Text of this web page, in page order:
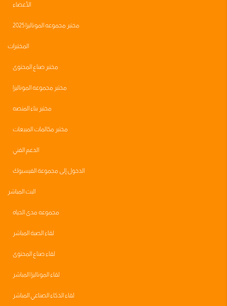
الأعضاء
مختبر مجموعه الموناليزا 2025
المختبرات
مختبر صناع المحتوى
مختبر مجموعه الموناليزا
مختبر بناء المنصه
مختبر مكالمات المبيعات
الدعم الفني
الدخول إلى مجموعة الفيسبوك
البث المباشر
مجموعه مدى الحياه
لقاء الصبة المباشر
لقاء صناع المحتوى
لقاء الموناليزا المباشر
لقاء الذكاء الصناعي المباشر